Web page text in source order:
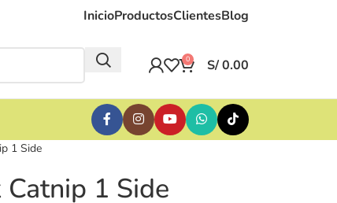
InicioProductosClientesBlog
0 S/0.00
1 Side
1 Side